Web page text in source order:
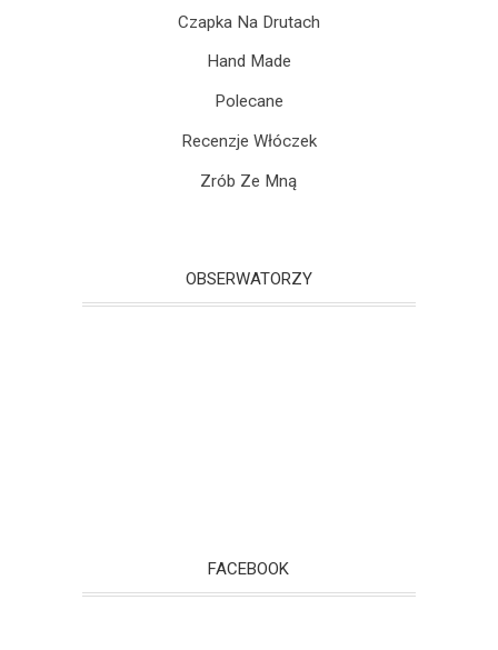
Czapka Na Drutach
Hand Made
Polecane
Recenzje Włóczek
Zrób Ze Mną
OBSERWATORZY
FACEBOOK